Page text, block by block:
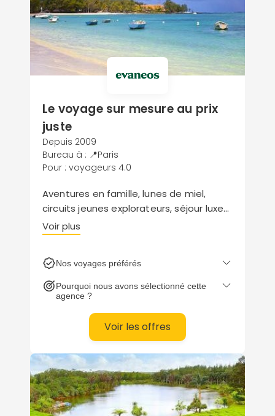
Le voyage sur mesure au prix
juste
Depuis 2009
Bureau à : 📍Paris
Pour : voyageurs 4.0
Aventures en famille, lunes de miel,
circuits jeunes explorateurs, séjour luxe
ou programme détox… Evaneos dévoile
une collection d’inspirations aussi riche
Mascareignes.
Voir plus
Nos voyages préférés
Pourquoi nous avons sélectionné cette
agence ?
Voir les offres